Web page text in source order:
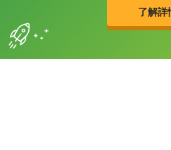
了解詳
的品牌